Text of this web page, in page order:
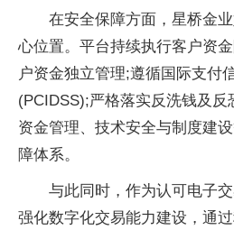
在安全保障方面，星桥金
心位置。平台持续执行客户资
户资金独立管理;遵循国际支付
(PCIDSS);严格落实反洗钱及
资金管理、技术安全与制度建
障体系。
与此同时，作为认可电子
强化数字化交易能力建设，通